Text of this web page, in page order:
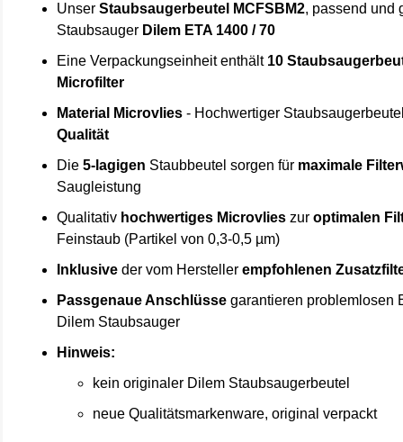
UnserStaubsaugerbeutel MCFSBM2, passend und
Staubsauger Dilem ETA 1400 / 70
Eine Verpackungseinheit enthält 10
Microfilter
Material Microvlies - Hochwertiger
Qualität
Die5-lagigen Staubbeutel sorgen für maximale
Saugleistung
Qualitativ hochwertiges Microvlies zuroptimalen
Feinstaub (Partikel von 0,3-0,5 µm)
Inklusive der vom Herstellerempfohlenen
Passgenaue Anschlüsse garantieren problemlosen
Dilem Staubsauger
Hinweis:
kein originaler Dilem Staubsaugerbeutel
neue Qualitätsmarkenware, original verpackt